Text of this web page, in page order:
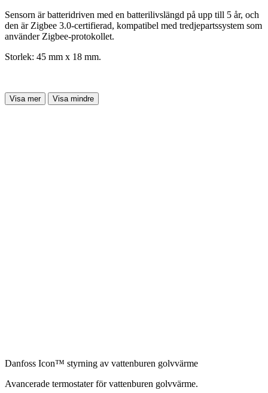
Sensorn är batteridriven med en batterilivslängd på upp till 5 år, och
den är Zigbee 3.0-certifierad, kompatibel med tredjepartssystem som
använder Zigbee-protokollet.
Storlek: 45 mm x 18 mm.
Visa mer Visa mindre
Danfoss Icon™ styrning av vattenburen golvvärme
Avancerade termostater för vattenburen golvvärme.